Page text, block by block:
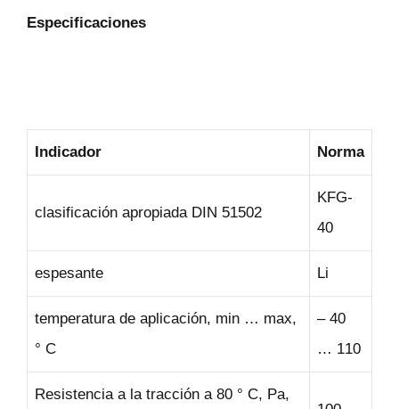
Especificaciones
Indicador Norma
clasificación apropiada DIN 51502
KFG-
40
espesante Li
temperatura de aplicación, min … max,
° C
– 40
… 110
Resistencia a la tracción a 80 ° C, Pa,